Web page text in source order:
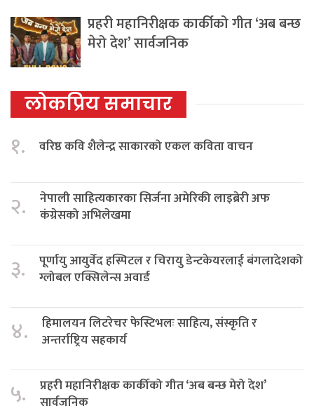
प्रहरी महानिरीक्षक कार्कीको गीत ‘अब बन्छ
मेरो देश’ सार्वजनिक
लोकप्रिय समाचार
१. वरिष्ठ कवि शैलेन्द्र साकारको एकल कविता वाचन
२.
नेपाली साहित्यकारका सिर्जना अमेरिकी लाइब्रेरी अफ
कंग्रेसको अभिलेखमा
३.
पूर्णायु आयुर्वेद हस्पिटल र चिरायु डेन्टकेयरलाई बंगलादेशको
ग्लोबल एक्सिलेन्स अवार्ड
४.
हिमालयन लिटरेचर फेस्टिभलः साहित्य, संस्कृति र
अन्तर्राष्ट्रिय सहकार्य
५.
प्रहरी महानिरीक्षक कार्कीको गीत ‘अब बन्छ मेरो देश’
सार्वजनिक